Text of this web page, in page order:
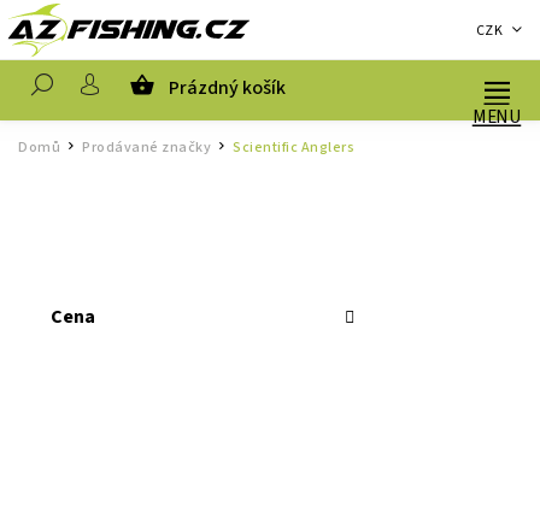
CZK
Prázdný košík
Domů / Prodávané značky / Scientific Anglers